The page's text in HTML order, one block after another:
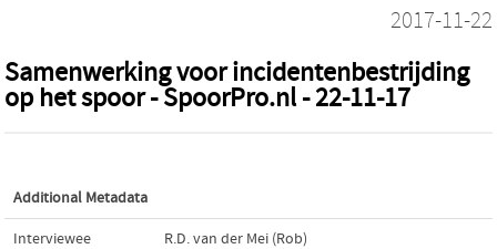
2017-11-22
Samenwerking voor incidentenbestrijding
op het spoor - SpoorPro.nl - 22-11-17
Additional Metadata
Interviewee R.D. van der Mei (Rob)